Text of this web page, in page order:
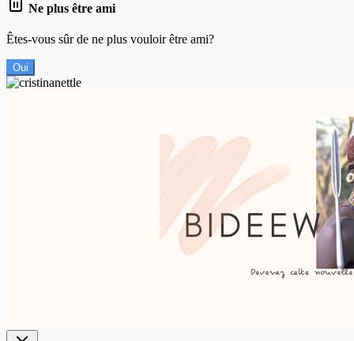
Ne plus être ami
Êtes-vous sûr de ne plus vouloir être ami?
Oui